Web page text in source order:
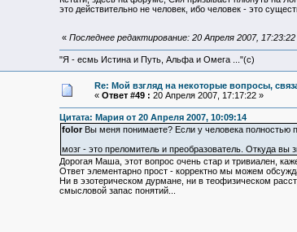
это действительно не человек, ибо человек - это
« Последнее редактирование: 20 Апреля 2007,
"Я - есмь Истина и Путь, Альфа и Омега ..."(с)
Re: Мой взгляд на некоторые вопросы,
« Ответ #49 : 20 Апреля 2007, 17:17:22 »
Цитата: Мария от 20 Апреля 2007, 10:09:14
folorВы меня понимаете? Если у человека полностью
мозг - это преломитель и преобразователь. Откуда
Дорогая Маша, этот вопрос очень стар и тривиален,
Ответ элементарно прост - корректно мы можем
Ни в эзотерическом дурмане, ни в теофизическом
смысловой запас понятий...